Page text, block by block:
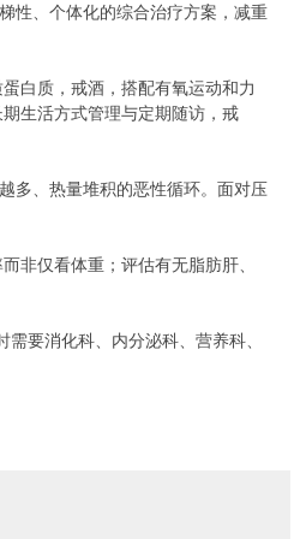
性、个体化的综合治疗方案，减重
白质，戒酒，搭配有氧运动和力
生活方式管理与定期随访，戒
多、热量堆积的恶性循环。面对压
仅看体重；评估有无脂肪肝、
要消化科、内分泌科、营养科、